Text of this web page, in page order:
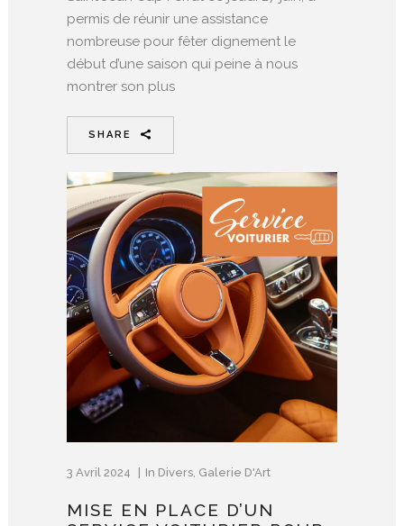
permis de réunir une assistance
nombreuse pour fêter dignement le
début d’une saison qui peine à nous
montrer son plus
SHARE
3 Avril 2024 In Divers Galerie D'Art
MISE EN PLACE D’UN